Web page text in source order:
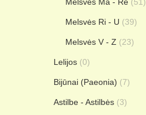
Melsvės Ri - U (39)
Melsvės V - Z (23)
Lelijos (0)
Bijūnai (Paeonia) (7)
Astilbe - Astilbės (3)